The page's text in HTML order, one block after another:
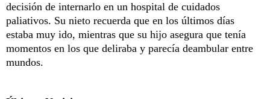
decisión de internarlo en un hospital de cuidados
paliativos. Su nieto recuerda que en los últimos días
estaba muy ido, mientras que su hijo asegura que tenía
momentos en los que deliraba y parecía deambular entre
mundos.